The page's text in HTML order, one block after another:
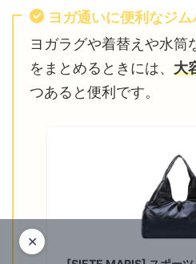
ヨガ通いに便利なジム
ヨガラグや着替えや水筒
をまとめるときには、 大
つあると便利です。
✕